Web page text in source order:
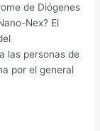
de Diógenes
Nex? El
las personas de
por el general